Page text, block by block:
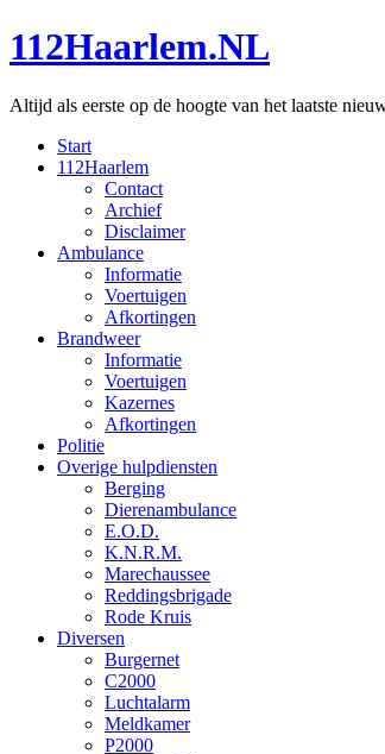
112Haarlem.NL
Altijd als eerste op de hoogte van het laatste
Start
112Haarlem
Contact
Archief
Disclaimer
Ambulance
Informatie
Voertuigen
Afkortingen
Brandweer
Informatie
Voertuigen
Kazernes
Afkortingen
Politie
Overige hulpdiensten
Berging
Dierenambulance
E.O.D.
K.N.R.M.
Marechaussee
Reddingsbrigade
Rode Kruis
Diversen
Burgernet
C2000
Luchtalarm
Meldkamer
P2000